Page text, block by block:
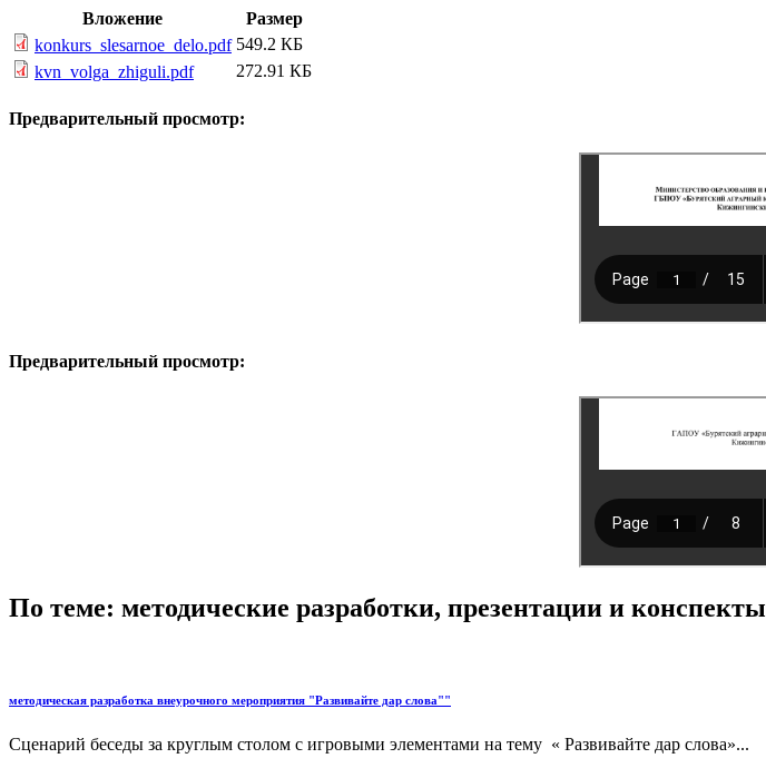
Вложение
Размер
konkurs_slesarnoe_delo.pdf 549.2 КБ
kvn_volga_zhiguli.pdf
272.91 КБ
Предварительный просмотр:
Предварительный просмотр:
По теме: методические разработки, презентации и конспекты
методическая разработка внеурочного мероприятия "Развивайте дар слова""
Сценарий беседы за круглым столом с игровыми элементами на тему « Развивайте дар слова»...